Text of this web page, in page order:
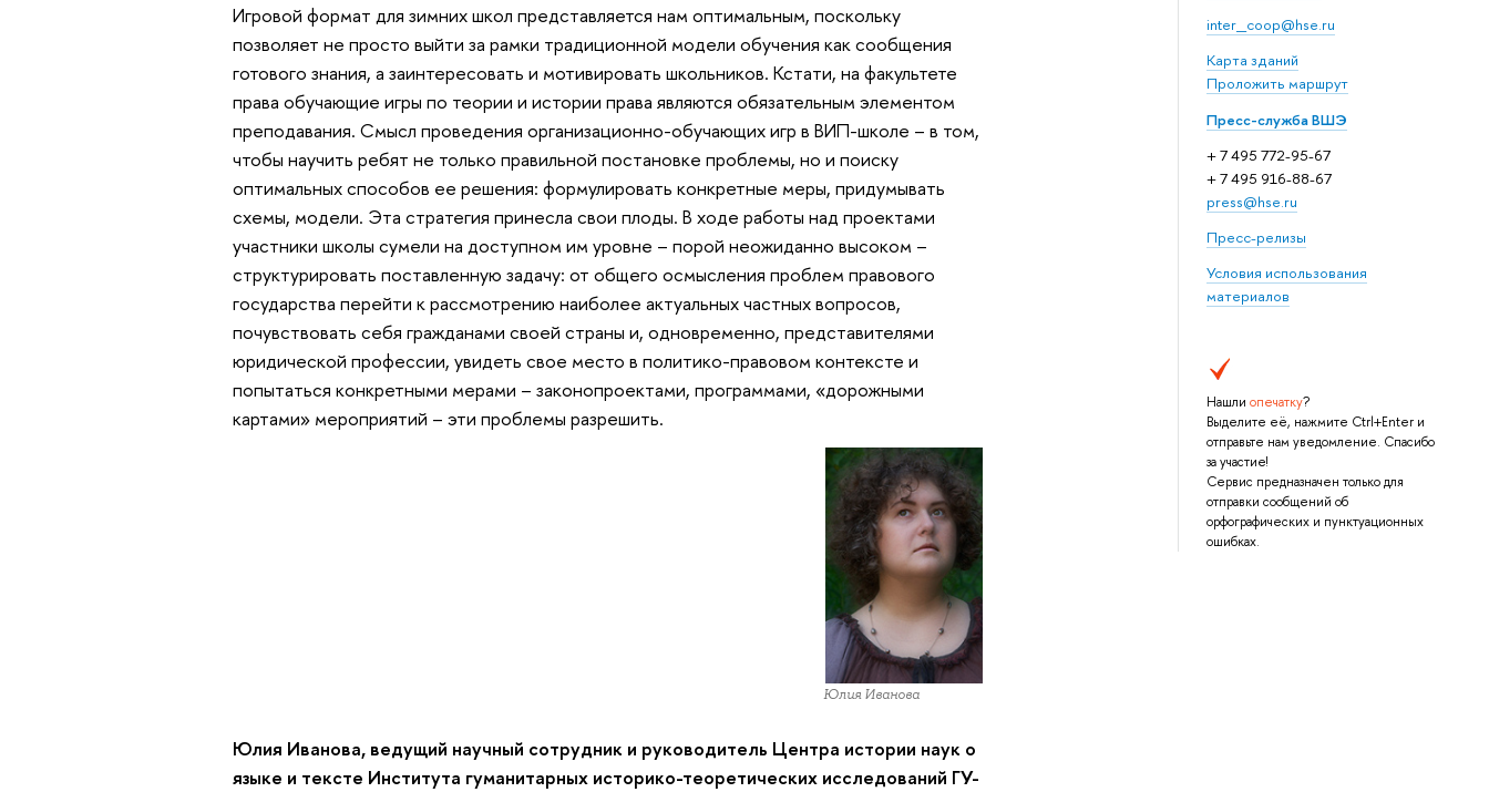
inter_coop@hse.ru
Карта зданий
Проложить маршрут
Пресс-служба ВШЭ
+ 7 495 772-95-67
+ 7 495 916-88-67
press@hse.ru
Пресс-релизы
Условия использования
материалов
Нашли опечатку?
Выделите её, нажмите Ctrl+Enter и
отправьте нам уведомление. Спасибо
за участие!
Сервис предназначен только для
отправки сообщений об
орфографических и пунктуационных
ошибках.
Игровой формат для зимних школ представляется нам оптимальным, поскольку
позволяет не просто выйти за рамки традиционной модели обучения как сообщения
готового знания, а заинтересовать и мотивировать школьников. Кстати, на факультете
права обучающие игры по теории и истории права являются обязательным элементом
преподавания. Смысл проведения организационно-обучающих игр в ВИП-школе – в том,
чтобы научить ребят не только правильной постановке проблемы, но и поиску
оптимальных способов ее решения: формулировать конкретные меры, придумывать
схемы, модели. Эта стратегия принесла свои плоды. В ходе работы над проектами
участники школы сумели на доступном им уровне – порой неожиданно высоком –
структурировать поставленную задачу: от общего осмысления проблем правового
государства перейти к рассмотрению наиболее актуальных частных вопросов,
почувствовать себя гражданами своей страны и, одновременно, представителями
юридической профессии, увидеть свое место в политико-правовом контексте и
попытаться конкретными мерами – законопроектами, программами, «дорожными
картами» мероприятий – эти проблемы разрешить.
Юлия Иванова
Юлия Иванова, ведущий научный сотрудник и руководитель Центра истории наук о
языке и тексте Института гуманитарных историко-теоретических исследований ГУ-